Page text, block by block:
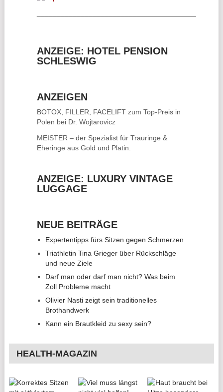
ANZEIGE: HOTEL PENSION
SCHLESWIG
ANZEIGEN
BOTOX, FILLER, FACELIFTzum Top-Preis in
Polen bei Dr. Wojtarovicz
MEISTER – der Spezialist für Trauringe &
Eheringe aus Gold und Platin.
ANZEIGE: LUXURY VINTAGE
LUGGAGE
NEUE BEITRÄGE
Expertentipps fürs Sitzen gegen Schmerzen
Triathletin Tina Grieger über Rückschläge
und neue Ziele
Darf man oder darf man nicht? Was beim
Zoll Probleme macht
Olivier Nasti zeigt sein traditionelles
Brothandwerk
Kann ein Brautkleid zu sexy sein?
HEALTH-MAGAZIN